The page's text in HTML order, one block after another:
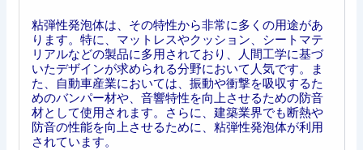
粘弾性発泡体は、その特性から非常に多くの用途があ
ります。特に、マットレスやクッション、シートマテ
リアルなどの製品に多用されており、人間工学に基づ
いたデザインが求められる分野において人気です。ま
た、自動車産業においては、振動や衝撃を吸収するた
めのバンパー材や、音響特性を向上させるための防音
材として使用されます。さらに、建築業界でも断熱や
防音の性能を向上させるために、粘弾性発泡体が利用
されています。